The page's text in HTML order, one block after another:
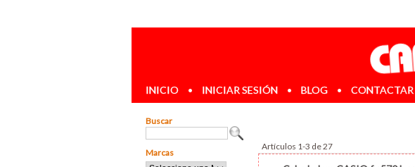
INICIO • INICIAR SESIÓN • BLOG • CONTACTAR
Buscar
Marcas
Artículos 1-3 de 27